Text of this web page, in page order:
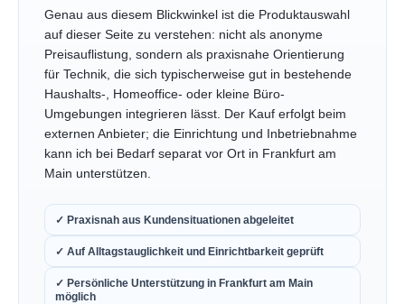
Genau aus diesem Blickwinkel ist die Produktauswahl
auf dieser Seite zu verstehen: nicht als anonyme
Preisauflistung, sondern als praxisnahe Orientierung
für Technik, die sich typischerweise gut in bestehende
Haushalts-, Homeoffice- oder kleine Büro-
Umgebungen integrieren lässt. Der Kauf erfolgt beim
externen Anbieter; die Einrichtung und Inbetriebnahme
kann ich bei Bedarf separat vor Ort in Frankfurt am
Main unterstützen.
✓ Praxisnah aus Kundensituationen abgeleitet
✓ Auf Alltagstauglichkeit und Einrichtbarkeit geprüft
✓ Persönliche Unterstützung in Frankfurt am Main
möglich